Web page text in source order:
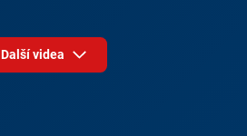
Další videa